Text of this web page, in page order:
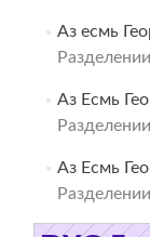
Аз есмь
Аз Есмь
Аз Есмь